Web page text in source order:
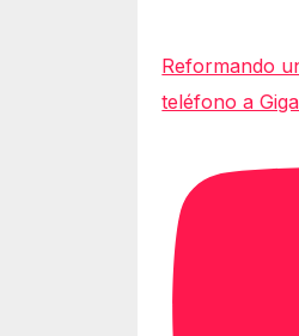
Reformando
teléfono a